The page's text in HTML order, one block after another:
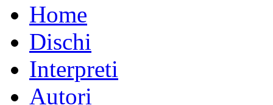
Home
Dischi
Interpreti
Autori